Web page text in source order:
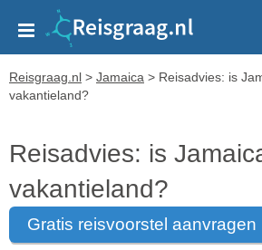
Reisgraag.nl > Jamaica > Reisadvies: is
vakantieland?
Reisadvies: is
vakantieland?
gratis reisvoorstel aanvragen